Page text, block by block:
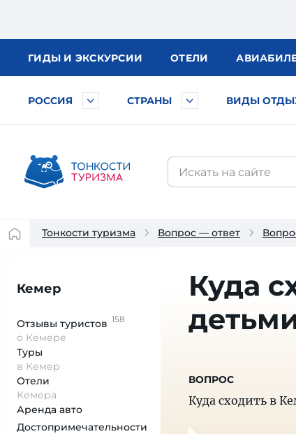
ГИДЫ И ЭКСКУРСИИ ОТЕЛИ АВИА
РОССИЯ СТРАНЫ ВИДЫ
Тонкости туризма Вопрос — ответ
Кемер
Отзывы туристов 158
о Кемере
Туры
в Кемер
Отели
Кемера
Аренда авто
Достопримеча­тельности
Куда
Куда сходить в